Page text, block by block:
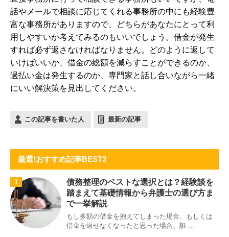
話やメールで相談に応じてくれる事務所の中にも経験豊
富な事務所がありますので、どちらがあなたにとって利
用しやすいか考えてみるのもいいでしょう。借金が発生
すれば必ず返さなければなりません。どのように返して
いけばいいか、借金の総額を減らすことができるのか、
過払い金は発生するのか、専門家と話し合いながら一緒
にいい解決策を見出してください。
この記事を書いた人 最新の記事
厳選!おすすめ記事BEST3
1
債務整理のベストな選択とは？経験談を
踏まえて基礎情報から弁護士の選び方ま
で一挙解説
もし多額の借金を抱えてしまった場合、もしくは
借金を返せなくなったと思った場合、誰 ...